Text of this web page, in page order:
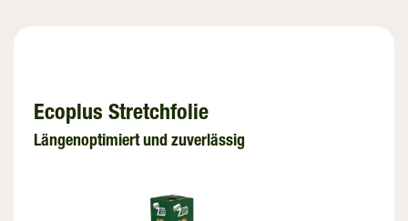
Ecoplus Stretchfolie
Längenoptimiert und zuverlässig